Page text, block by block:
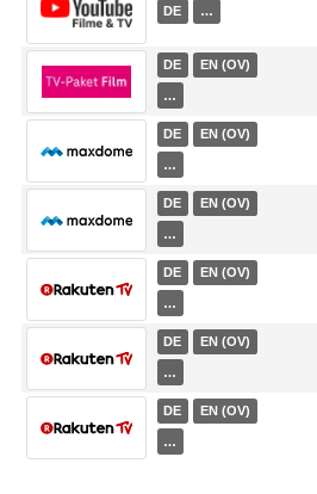
DE …
DE EN (OV)
…
DE EN (OV)
…
DE EN (OV)
…
DE EN (OV)
…
DE EN (OV)
…
DE EN (OV)
…